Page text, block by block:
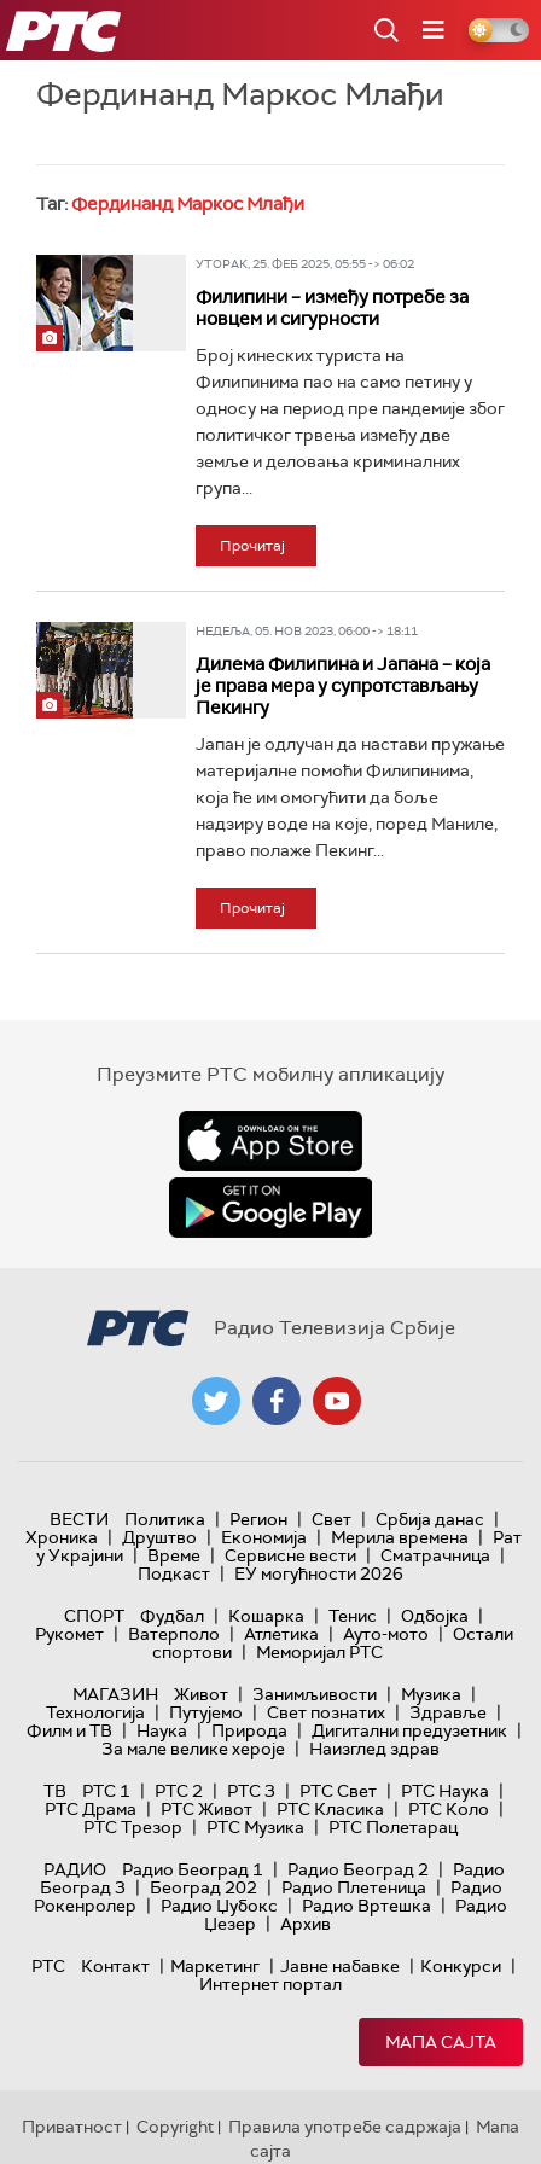
РТС
Фердинанд Маркос Млађи
Таг:Фердинанд Маркос Млађи
УТОРАК, 25. ФЕБ 2025, 05:55 -> 06:02
Филипини – између потребе за
новцем и сигурности
Број кинеских туриста на
Филипинима пао на само петину у
односу на период пре пандемије због
политичког трвења између две
земље и деловања криминалних
група...
Прочитај
НЕДЕЉА, 05. НОВ 2023, 06:00 -> 18:11
Дилема Филипина и Јапана – која
је права мера у супротстављању
Пекингу
Јапан је одлучан да настави пружање
материјалне помоћи Филипинима,
која ће им омогућити да боље
надзиру воде на које, поред Маниле,
право полаже Пекинг...
Прочитај
Преузмите РТС мобилну апликацију
Радио Телевизија Србије
ВЕСТИ Политика | Регион | Свет | Србија данас |
Хроника | Друштво | Економија | Мерила времена | Рат
у Украјини | Време | Сервисне вести | Сматрачница |
Подкаст | ЕУ могућности 2026
СПОРТ
Фудбал | Кошарка | Тенис | Одбојка |
Рукомет | Ватерполо | Атлетика | Ауто-мото | Остали
спортови | Меморијал РТС
МАГАЗИН
Живот | Занимљивости | Музика |
Технологијa | Путујемо | Свет познатих | Здравље |
Филм и ТВ | Наука | Природа | Дигитални предузетник |
За мале велике хероје | Наизглед здрав
ТВ
РТС 1 | РТС 2 | РТС 3 | РТС Свет | РТС Наука |
РТС Драма | РТС Живот | РТС Класика | РТС Коло |
РТС Трезор | РТС Музика | РТС Полетарац
РАДИО
Радио Београд 1 | Радио Београд 2 | Радио
Београд 3 | Београд 202 | Радио Плетеница | Радио
Рокенролер | Радио Џубокс | Радио Вртешка | Радио
Џезер | Архив
РТС
Контакт | Маркетинг | Јавне набавке | Конкурси |
Интернет портал
МАПА САЈТА
Приватност | Copyright | Правила употребе садржаја | Мапа
сајта